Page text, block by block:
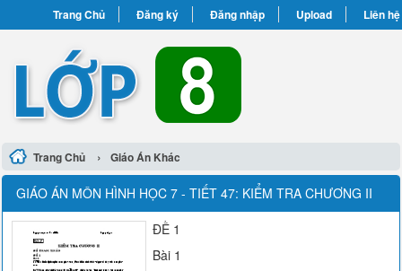
Trang Chủ Đăng ký Đăng nhập Upload Liên hệ
Trang Chủ › Giáo Án Khác
GIÁO ÁN MÔN HÌNH HỌC 7 - TIẾT 47: KIỂM TRA CHƯƠNG II
ĐỀ 1
Bài 1